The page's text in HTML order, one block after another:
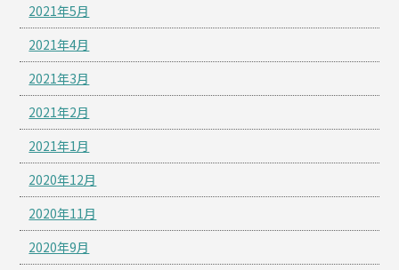
2021年5月
2021年4月
2021年3月
2021年2月
2021年1月
2020年12月
2020年11月
2020年9月